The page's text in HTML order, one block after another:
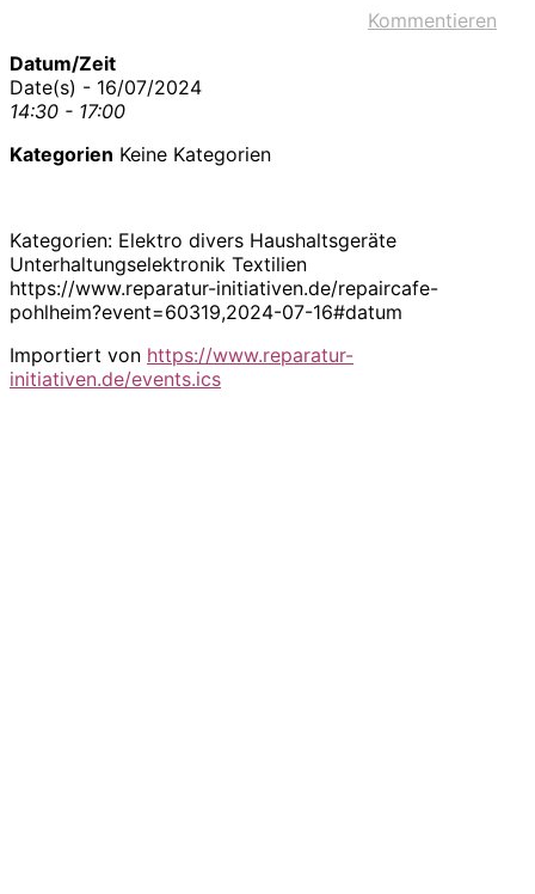
Kommentieren
Datum/Zeit
Date(s) - 16/07/2024
14:30 - 17:00
Kategorien Keine Kategorien
Kategorien: Elektro divers Haushaltsgeräte
Unterhaltungselektronik Textilien
https://www.reparatur-initiativen.de/repaircafe-
pohlheim?event=60319,2024-07-16#datum
Importiert von https://www.reparatur-
initiativen.de/events.ics